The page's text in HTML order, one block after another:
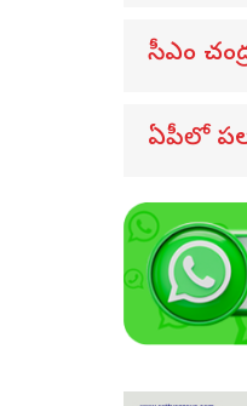
సీఎం
ఏపీలో